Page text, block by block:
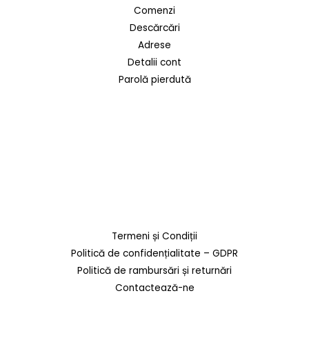
Comenzi
Descărcări
Adrese
Detalii cont
Parolă pierdută
Termeni și Condiții
Politică de confidențialitate – GDPR
Politică de rambursări și returnări
Contactează-ne